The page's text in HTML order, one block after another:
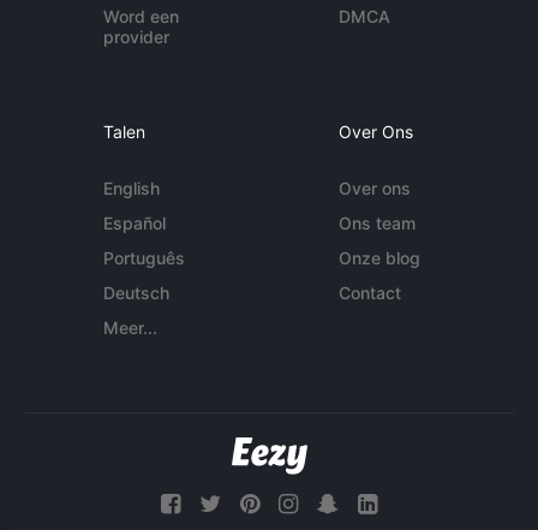
Word een
provider
DMCA
Talen
English
Español
Português
Deutsch
Meer...
Over Ons
Over ons
Ons team
Onze blog
Contact